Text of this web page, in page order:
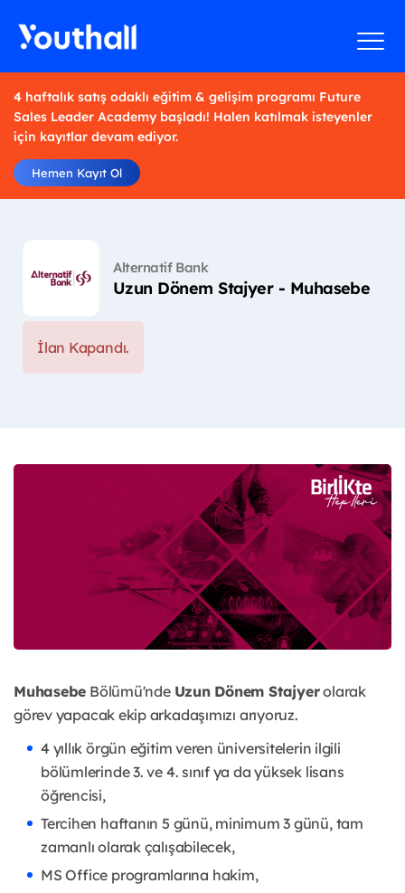
4 haftalık satış odaklı eğitim & gelişim programı Future
Sales Leader Academy başladı! Halen katılmak isteyenler
için kayıtlar devam ediyor.
Hemen Kayıt Ol
Alternatif Bank
Uzun Dönem Stajyer - Muhasebe
İlan Kapandı.
Muhasebe Bölümü'nde Uzun Dönem Stajyerolarak
görev yapacak ekip arkadaşımızı arıyoruz.
4 yıllık örgün eğitim veren üniversitelerin ilgili
bölümlerinde 3. ve 4. sınıf ya da yüksek lisans
öğrencisi,
Tercihen haftanın 5 günü, minimum 3 günü, tam
zamanlı olarak çalışabilecek,
MS Office programlarına hakim,